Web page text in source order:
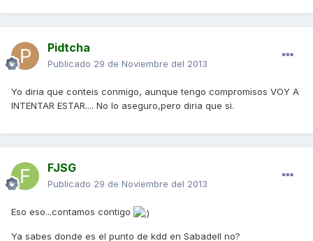
Pidtcha
Publicado 29 de Noviembre del 2013
Yo diria que conteis conmigo, aunque tengo compromisos VOY A
INTENTAR ESTAR.... No lo aseguro,pero diria que si.
FJSG
Publicado 29 de Noviembre del 2013
Eso eso...contamos contigo
Ya sabes donde es el punto de kdd en Sabadell no?